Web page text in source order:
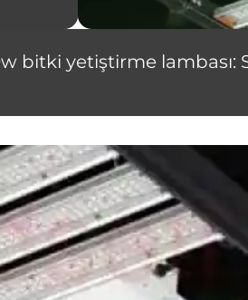
bitki yetiştirme lambası: